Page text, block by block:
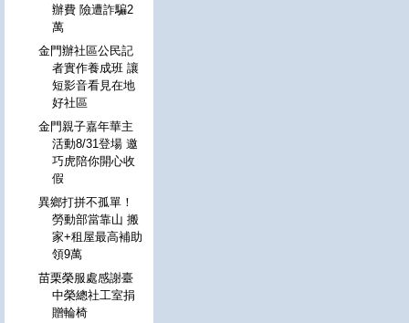
辦費 險遭詐騙2
萬
金門辦社區公民記
者實作養成班 讓
短影音看見在地
好社區
金門親子嘉年華主
活動8/31登場 邀
巧虎陪你開心收
假
異鄉打拼不孤單！
勞動部當靠山 搬
家+租屋最高補助
領9萬
苗栗榮服處感謝臺
中榮總社工室捐
贈輪椅